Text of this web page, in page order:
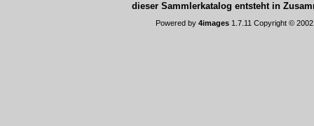
dieser Sammlerkatalog entsteht in
Powered by 4images 1.7.11 Copyright ©